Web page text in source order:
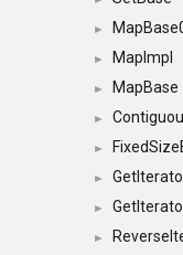
►
► MapImpl
► MapBase
►
►
►
►
►